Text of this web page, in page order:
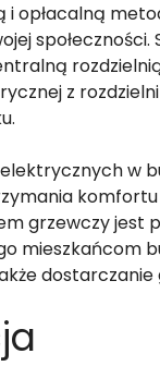
i opłacalną
społeczności.
z
w
grzewczy
mieszkańcom